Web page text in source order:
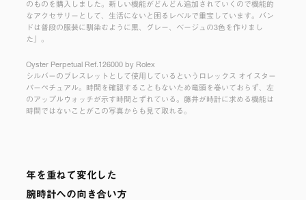
のものを購入しました。新しい機能がどんどん追加されていくので機能的
なアクセサリーとして、生活にないと困るレベルで重宝しています。バン
ドは普段の服装に馴染むように黒、グレー、ベージュの3色を作りまし
た」。
Oyster Perpetual Ref.126000 by Rolex
シルバーのブレスレットとして使用しているというロレックス オイスター
パーペチュアル。時間を確認することもないため竜頭を巻いておらず、左
のアップルウォッチが示す時間とずれている。藤井が時計に求める機能は
時間ではないことがこの写真からも見て取れる。
年を重ねて変化した
腕時計への向き合い方